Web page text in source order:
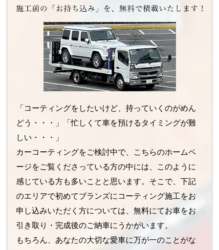
「コーティングをしたいけど、持っていくのがめん
どう・・・」「忙しくて車を預けるタイミングが難
しい・・・」
カーコーティングをご検討中で、こちらのホームペ
ージをご覧くださっている方の中には、このように
感じている方も多いことと思います。そこで、下記
のエリアで初めてブランズにコーティング施工をお
申し込みいただく方については、無料にてお車をお
引き取り・完成後のご納車にうかがいます。
もちろん、あなたの大切な愛車に万が一のことがな